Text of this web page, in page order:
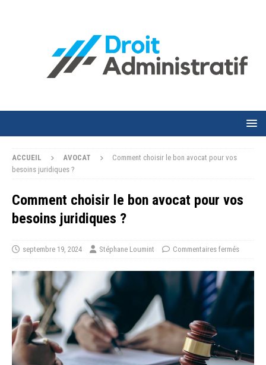
ACCUEIL AVOCAT
Comment choisir le bon avocat pour vos
besoins juridiques ?
Comment choisir le bon avocat pour vos
besoins juridiques ?
septembre 19, 2024 Stéphane Loumint Commentaires fermés